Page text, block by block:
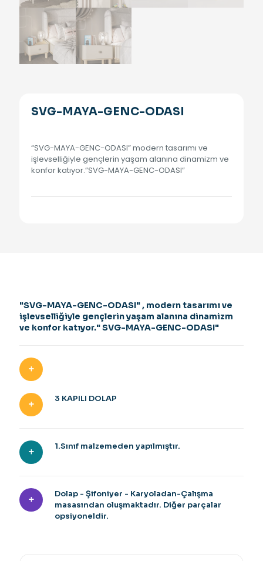
SVG-MAYA-GENC-ODASI
“SVG-MAYA-GENC-ODASI” modern tasarımı ve
işlevselliğiyle gençlerin yaşam alanına dinamizm ve
konfor katıyor.”SVG-MAYA-GENC-ODASI”
"SVG-MAYA-GENC-ODASI" , modern tasarımı ve
işlevselliğiyle gençlerin yaşam alanına dinamizm
ve konfor katıyor." SVG-MAYA-GENC-ODASI"
3 KAPILI DOLAP
1.Sınıf malzemeden yapılmıştır.
Dolap - Şifoniyer - Karyoladan-Çalışma
masasından oluşmaktadır. Diğer parçalar
opsiyoneldir.